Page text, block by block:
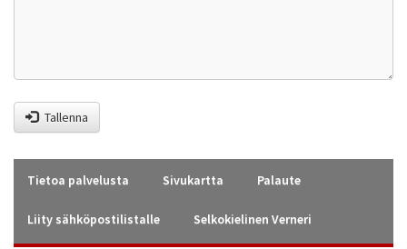
Tallenna
Tietoa palvelusta Sivukartta Palaute
Liity sähköpostilistalle Selkokielinen Verneri